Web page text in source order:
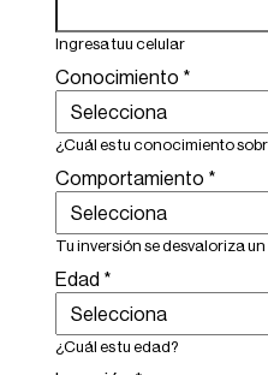
Ingresa tuu celular
Conocimiento *
¿Cuál es tu conocimiento
Comportamiento *
Tu inversión se desvaloriza
Edad *
¿Cuál es tu edad?